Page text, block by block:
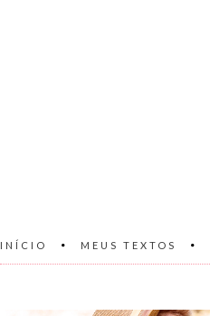
INÍCIO MEUS TEXTOS